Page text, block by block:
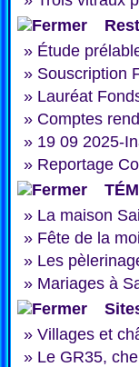
» Étude
» Souscription
» Lauréat
» Comptes
» 19 09 2025-
» Reportage
» La maison
» Fête de la
» Les
» Mariages à
» Villages et
» Le GR35,